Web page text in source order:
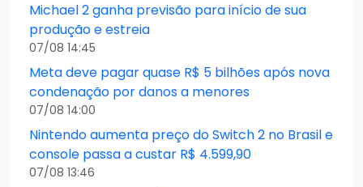
Michael 2 ganha previsão para início de sua
produção e estreia
07/08 14:45
Meta deve pagar quase R$ 5 bilhões após nova
condenação por danos a menores
07/08 14:00
Nintendo aumenta preço do Switch 2 no Brasil e
console passa a custar R$ 4.599,90
07/08 13:46